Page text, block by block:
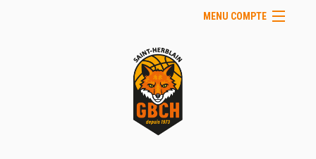
MENU COMPTE
Site Web du club
Facebook
Se connecter
Panier (vide